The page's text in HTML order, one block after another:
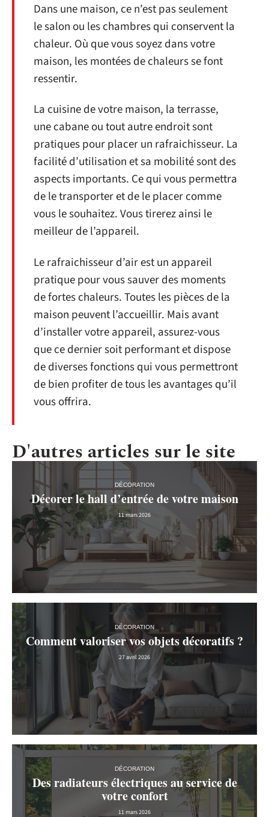
Dans une maison, ce n’est pas seulement
le salon ou les chambres qui conservent la
chaleur. Où que vous soyez dans votre
maison, les montées de chaleurs se font
ressentir.
La cuisine de votre maison, la terrasse,
une cabane ou tout autre endroit sont
pratiques pour placer un rafraichisseur. La
facilité d’utilisation et sa mobilité sont des
aspects importants. Ce qui vous permettra
de le transporter et de le placer comme
vous le souhaitez. Vous tirerez ainsi le
meilleur de l’appareil.
Le rafraichisseur d’air est un appareil
pratique pour vous sauver des moments
de fortes chaleurs. Toutes les pièces de la
maison peuvent l’accueillir. Mais avant
d’installer votre appareil, assurez-vous
que ce dernier soit performant et dispose
de diverses fonctions qui vous permettront
de bien profiter de tous les avantages qu’il
vous offrira.
D'autres articles sur le site
DÉCORATION
Décorer le hall d’entrée de votre maison
11 mars 2026
DÉCORATION
Comment valoriser vos objets décoratifs ?
27 avril 2026
DÉCORATION
Des radiateurs électriques au service de
votre confort
11 mars 2026